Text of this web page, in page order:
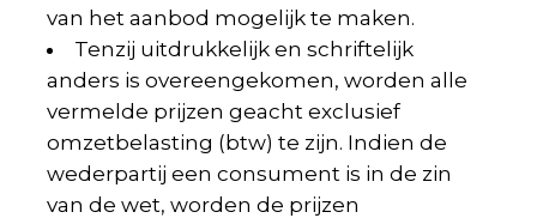
van het aanbod mogelijk te maken.
Tenzij uitdrukkelijk en schriftelijk
anders is overeengekomen, worden alle
vermelde prijzen geacht exclusief
omzetbelasting (btw) te zijn. Indien de
wederpartij een consument is in de zin
van de wet, worden de prijzen